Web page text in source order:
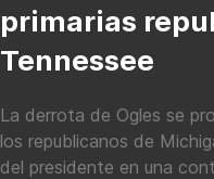
primarias
Tennessee
La derrota de Ogles se
los republicanos de
del presidente en una